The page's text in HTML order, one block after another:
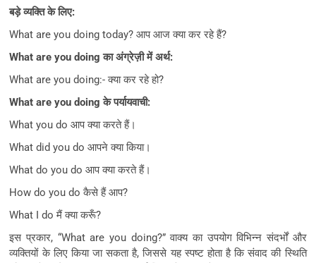
बड़े व्यक्ति के लिए:
What are you doing today? आप आज क्या कर रहे हैं?
What are you doing का अंग्रेज़ी में अर्थ:
What are you doing:- क्या कर रहे हो?
What are you doing के पर्यायवाची:
What you do आप क्या करते हैं।
What did you do आपने क्या किया।
What do you do आप क्या करते हैं।
How do you do कैसे हैं आप?
What I do मैं क्या करूँ?
इस प्रकार, “What are you doing?” वाक्य का उपयोग विभिन्न संदर्भों और
व्यक्तियों के लिए किया जा सकता है, जिससे यह स्पष्ट होता है कि संवाद की स्थिति